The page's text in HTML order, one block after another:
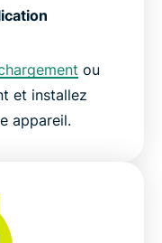
ou
et installez
appareil.